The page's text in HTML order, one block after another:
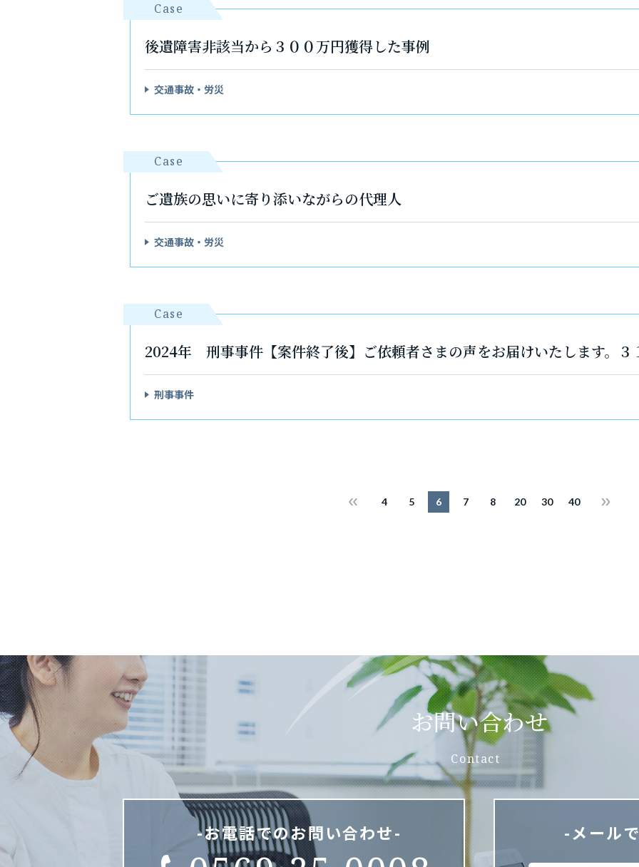
Case
後遺障害非該当から３００万円獲得した事例
交通事故・労災
Case
ご遺族の思いに寄り添いながらの代理人
交通事故・労災
Case
2024年 刑事事件【案件終了後】ご依頼者さまの声をお届けいたします。３
刑事事件
4 5 6 7 8 20 30 40
お問い合わせ
Contact
-お電話でのお問い合わせ- -メール